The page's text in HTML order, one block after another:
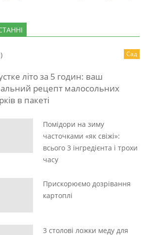
Сад
літо за 5 годин: ваш
рецепт малосольних
в пакеті
Помідори на зиму
часточками «як свіжі»:
всього 3 інгредієнта і трохи
часу
Прискорюємо дозрівання
картоплі
3 столові ложки меду для